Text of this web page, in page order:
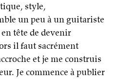
style,
un peu à un guitariste
tête de devenir
il faut sacrément
et je me construis
Je commence à publier